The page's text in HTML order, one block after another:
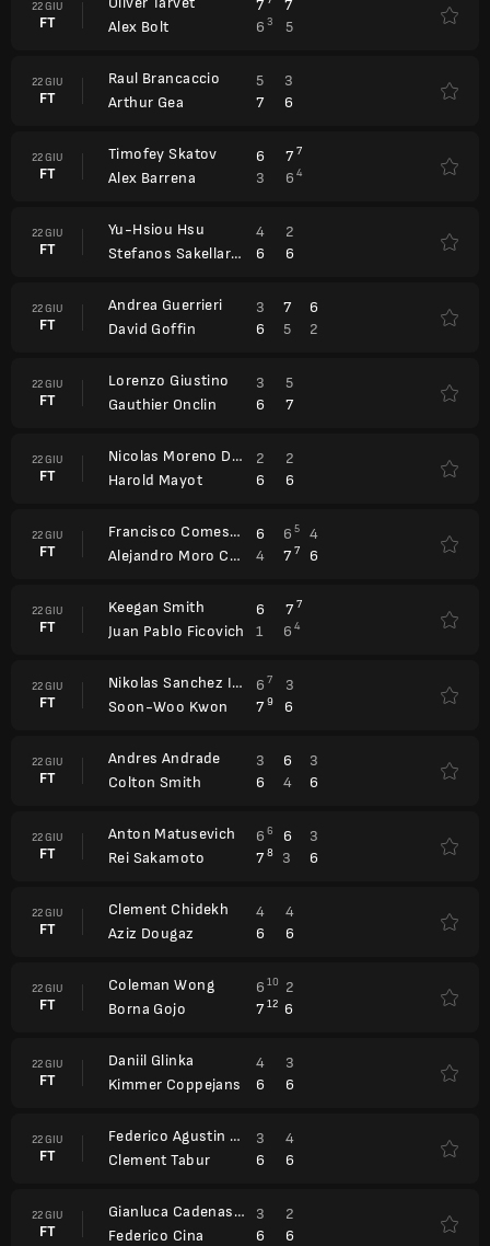
22 GIU
FT
Alex Bolt
7
7
6 3 5
22 GIU
FT
Raul Brancaccio
Arthur Gea
5
3
7
6
22 GIU
FT
Timofey Skatov
Alex Barrena
6 7 7
3 6 4
22 GIU
FT
Yu-Hsiou Hsu
Stefanos Sakellaridis
4
2
6
6
22 GIU
FT
Andrea Guerrieri
David Goffin
3 7
6
6
5 2
22 GIU
FT
Lorenzo Giustino
Gauthier Onclin
3
5
6
7
22 GIU
FT
Nicolas Moreno De Alboran
Harold Mayot
2
2
6
6
22 GIU
FT
Francisco Comesana
Alejandro Moro Canas
6 6 5
4
4
7 7 6
22 GIU
FT
Keegan Smith
Juan Pablo Ficovich
6 7 7
1 6 4
22 GIU
FT
Nikolas Sanchez Izquierdo
Soon-Woo Kwon
6 7
3
7 9 6
22 GIU
FT
Andres Andrade
Colton Smith
3 6
3
6
4 6
22 GIU
FT
Anton Matusevich
Rei Sakamoto
6 6 6
3
7 8 3 6
22 GIU
FT
Clement Chidekh
Aziz Dougaz
4
4
6
6
22 GIU
FT
Coleman Wong
Borna Gojo
6 10
2
7 12 6
22 GIU
FT
Daniil Glinka
Kimmer Coppejans
4
3
6
6
22 GIU
FT
Federico Agustin Gomez
Clement Tabur
3
4
6
6
22 GIU
FT
Gianluca Cadenasso
Federico Cina
3
2
6
6